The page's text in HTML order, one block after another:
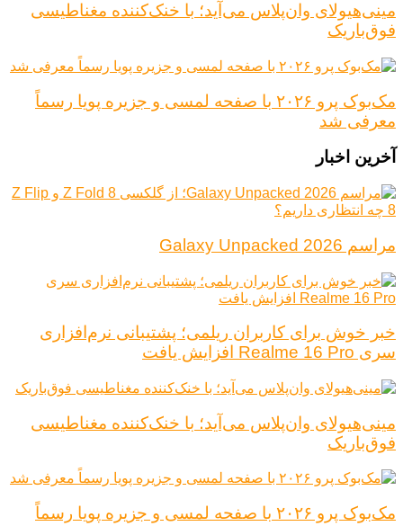
مینی‌هیولای وان‌پلاس می‌آید؛ با خنک‌کننده مغناطیسی
فوق‌باریک
مک‌بوک پرو ۲۰۲۶ با صفحه لمسی و جزیره پویا رسماً
معرفی شد
آخرین اخبار
مراسم Galaxy Unpacked 2026
خبر خوش برای کاربران ریلمی؛ پشتیبانی نرم‌افزاری
سری Realme 16 Pro افزایش یافت
مینی‌هیولای وان‌پلاس می‌آید؛ با خنک‌کننده مغناطیسی
فوق‌باریک
مک‌بوک پرو ۲۰۲۶ با صفحه لمسی و جزیره پویا رسماً